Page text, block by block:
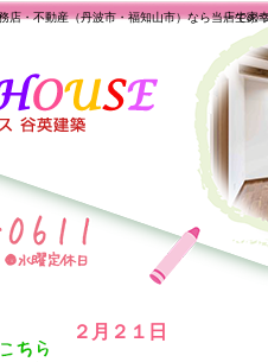
２月２１日
一生の
・不動産（丹波市・福知山市）なら当店で家